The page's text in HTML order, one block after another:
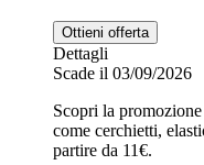
Ottieni offerta
Dettagli
Scade il 03/09/2026
Scopri la
come cerchietti,
partire da 11€.